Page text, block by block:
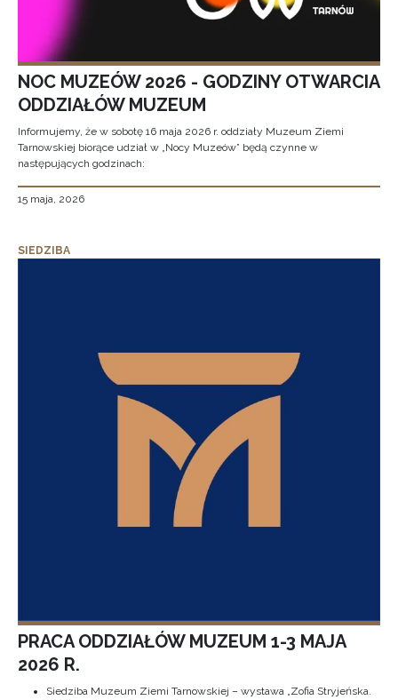
NOC MUZEÓW 2026 - GODZINY OTWARCIA
ODDZIAŁÓW MUZEUM
Informujemy, że w sobotę 16 maja 2026 r. oddziały Muzeum Ziemi
Tarnowskiej biorące udział w „Nocy Muzeów” będą czynne w
następujących godzinach:
15 maja, 2026
SIEDZIBA
PRACA ODDZIAŁÓW MUZEUM 1-3 MAJA
2026 R.
Siedziba Muzeum Ziemi Tarnowskiej – wystawa „Zofia Stryjeńska.